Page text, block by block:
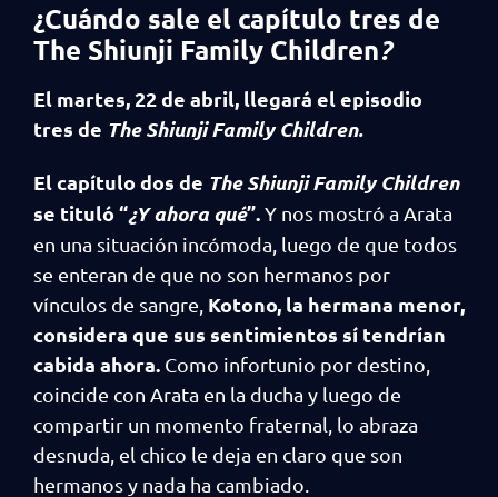
¿Cuándo sale el capítulo tres de
The Shiunji Family Children?
El martes, 22 de abril, llegará el episodio
tres de The Shiunji Family Children.
El capítulo dos de The Shiunji Family Children
se tituló “¿Y ahora qué”.Y nos mostró a Arata
en una situación incómoda, luego de que todos
se enteran de que no son hermanos por
vínculos de sangre, Kotono, la hermana menor,
considera que sus sentimientos sí tendrían
cabida ahora. Como infortunio por destino,
coincide con Arata en la ducha y luego de
compartir un momento fraternal, lo abraza
desnuda, el chico le deja en claro que son
hermanos y nada ha cambiado.